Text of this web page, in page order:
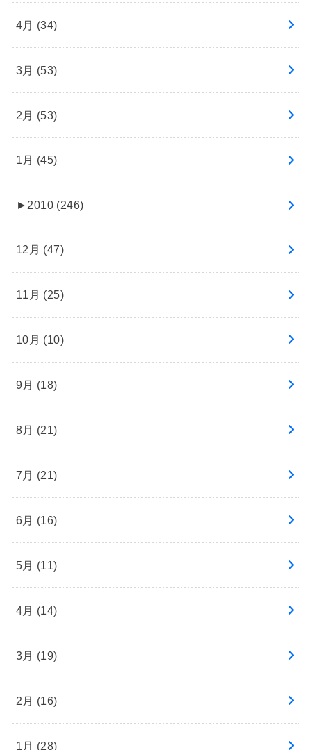
4月 (34)
3月 (53)
2月 (53)
1月 (45)
► 2010 (246)
12月 (47)
11月 (25)
10月 (10)
9月 (18)
8月 (21)
7月 (21)
6月 (16)
5月 (11)
4月 (14)
3月 (19)
2月 (16)
1月 (28)